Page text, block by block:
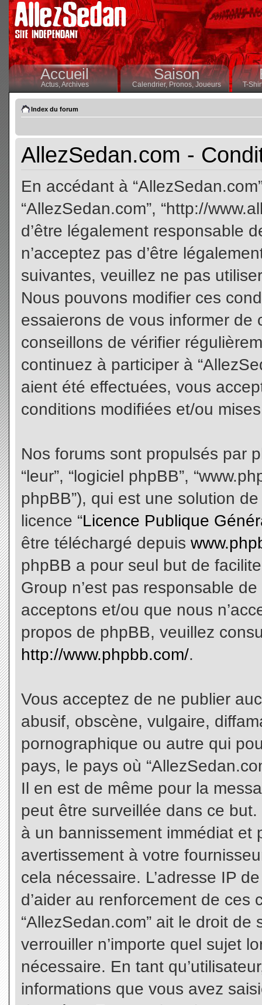
Accueil
Actus,Archives
Saison
Calendrier,Pronos, Joueurs T-
Index du forum
AllezSedan.com -
En accédant à
“AllezSedan.com”, “http://
d’être légalement responsable
n’acceptez pas d’être
suivantes, veuillez ne pas
Nous pouvons modifier ces
essaierons de vous informer
conseillons de vérifier
continuez à participer à
aient été effectuées, vous
conditions modifiées et/ou
Nos forums sont propulsés par
“leur”, “logiciel phpBB”,
phpBB”), qui est une solution
licence “Licence Publique
être téléchargé depuis
phpBB a pour seul but de
Group n’est pas responsable
acceptons et/ou que nous
propos de phpBB, veuillez
http://www.phpbb.com/.
Vous acceptez de ne publier
abusif, obscène, vulgaire,
pornographique ou autre qui
pays, le pays où
Il en est de même pour la
peut être surveillée dans ce
à un bannissement immédiat et
avertissement à votre
cela nécessaire. L’adresse IP
d’aider au renforcement de
“AllezSedan.com” ait le droit de
verrouiller n’importe quel sujet
nécessaire. En tant
informations que vous avez